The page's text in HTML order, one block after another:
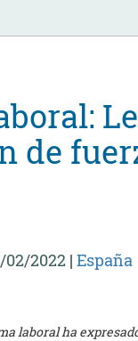
de
02/2022 | España
laboral ha